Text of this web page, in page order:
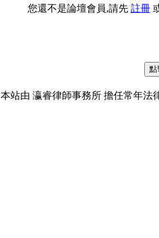
您還不是論壇會員,請先 註冊
本站由 瀛睿律師事務所 擔任常年法